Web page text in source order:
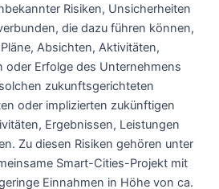
Risiken, Unsicherheiten
die dazu führen können,
Absichten, Aktivitäten,
oder Erfolge des Unternehmens
zukunftsgerichteten
oder implizierten zukünftigen
Ergebnissen, Leistungen
Zu diesen Risiken gehören unter
Smart-Cities-Projekt mit
Einnahmen in Höhe von ca.